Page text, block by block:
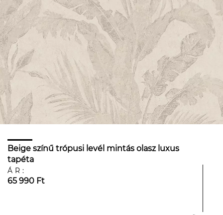
Beige színű trópusi levél mintás olasz luxus
tapéta
ÁR:
65 990 Ft